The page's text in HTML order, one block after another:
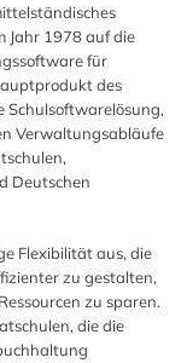
Jahr 1978 auf die
für
des
Schulsoftwarelösung,
Verwaltungsabläufe
Deutschen
Flexibilität aus, die
zu gestalten,
zu sparen.
die die